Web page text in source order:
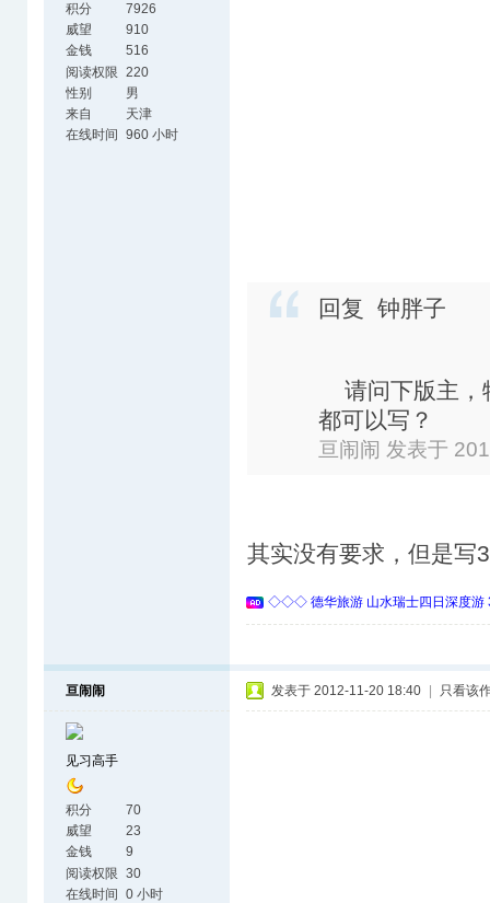
积分
7926
威望
910
金钱
516
阅读权限 220
性别
男
来自
天津
在线时间
960 小时
回复 钟胖子
请问下版主，
都可以写？
亘闹闹 发表于
其实没有要求，但是写
◇◇◇ 德华旅游 山水瑞士四日深度
亘闹闹
见习高手
积分
70
威望
23
金钱
9
阅读权限 30
在线时间 0 小时
发表于 2012-11-20 18:40 只看该